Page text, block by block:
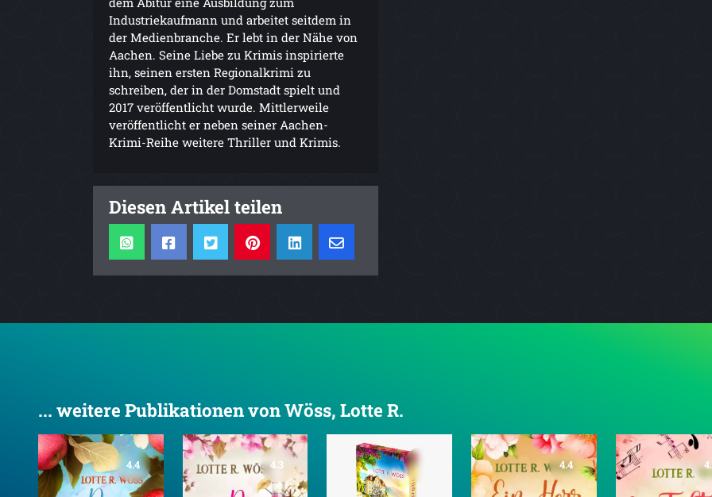
Industriekaufmann und arbeitet seitdem in
der Medienbranche. Er lebt in der Nähe von
Aachen. Seine Liebe zu Krimis inspirierte
ihn, seinen ersten Regionalkrimi zu
schreiben, der in der Domstadt spielt und
2017 veröffentlicht wurde. Mittlerweile
veröffentlicht er neben seiner Aachen-
Krimi-Reihe weitere Thriller und Krimis.
Diesen Artikel teilen
... weitere Publikationen von Wöss, Lotte R.
4.4 4.3 4.4